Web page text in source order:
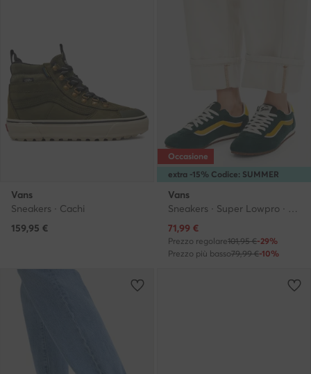
Vans
Sneakers · Cachi
159,95 €
extra -15% Codice: SUMMER
Occasione
Vans
Sneakers · Super Lowpro · Verde scuro
Prezzo attuale
71,99 €
Prezzo regolare101,95 €-29%
Prezzo più basso79,99 €-10%